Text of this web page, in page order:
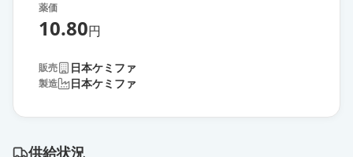
薬価
10.80円
販売 日本ケミファ
製造 日本ケミファ
供給状況